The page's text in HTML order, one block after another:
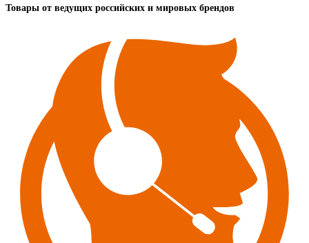
Товары от ведущих российских и мировых брендов